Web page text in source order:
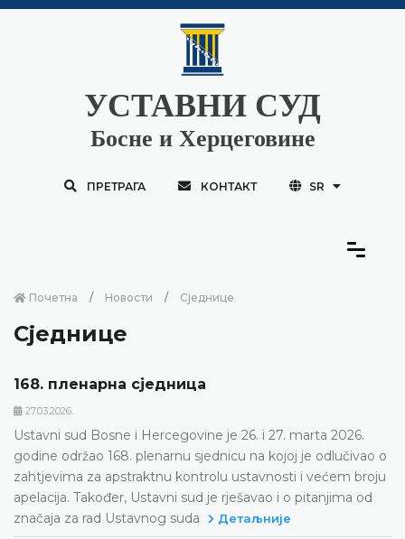
УСТАВНИ СУД
Босне и Херцеговине
ПРЕТРАГА КОНТАКТ SR
Почетна Новости Сједнице
Сједнице
168. пленарна сједницa
27.03.2026.
Ustavni sud Bosne i Hercegovine je 26. i 27. marta 2026.
godine održao 168. plenarnu sjednicu na kojoj je odlučivao o
zahtjevima za apstraktnu kontrolu ustavnosti i većem broju
apelacija. Također, Ustavni sud je rješavao i o pitanjima od
značaja za rad Ustavnog suda
Детаљније